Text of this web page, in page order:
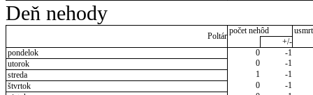
Deň nehody
Poltár
počet nehôd
+/-
pondelok
0
-1
utorok
0
-1
streda
1
-1
štvrtok
0
-1